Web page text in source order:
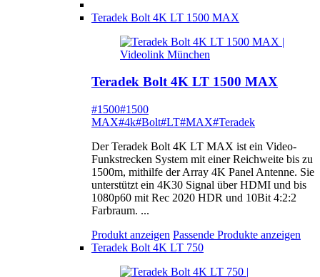
Teradek Bolt 4K LT 1500 MAX
Teradek Bolt 4K LT 1500 MAX
#1500#1500
MAX#4k#Bolt#LT#MAX#Teradek
Der Teradek Bolt 4K LT MAX ist ein Video-
Funkstrecken System mit einer Reichweite bis zu
1500m, mithilfe der Array 4K Panel Antenne. Sie
unterstützt ein 4K30 Signal über HDMI und bis
1080p60 mit Rec 2020 HDR und 10Bit 4:2:2
Farbraum. ...
Produkt anzeigen Passende Produkte anzeigen
Teradek Bolt 4K LT 750